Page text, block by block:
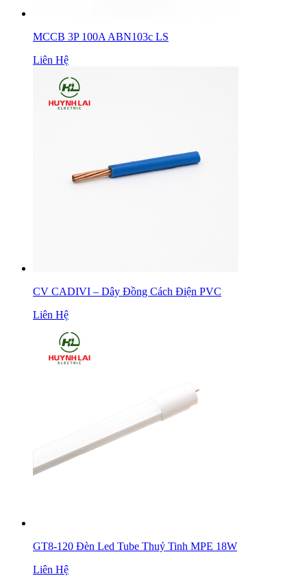
MCCB 3P 100A ABN103c LS
Liên Hệ
CV CADIVI – Dây Đồng Cách Điện PVC
Liên Hệ
GT8-120 Đèn Led Tube Thuỷ Tinh MPE 18W
Liên Hệ